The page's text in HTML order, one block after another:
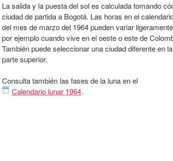
La salida y la puesta del sol es calculada tomando
ciudad de partida a Bogotá. Las horas en el
del mes de marzo del 1964 pueden variar
por ejemplo cuando vive en el oeste o este de
También puede seleccionar una ciudad diferente en la
parte superior.
Consulta también las fases de la luna en el
Calendario lunar 1964.